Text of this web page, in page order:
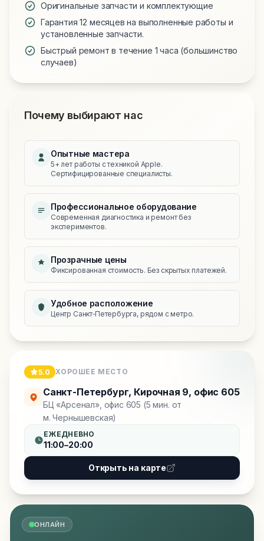
Оригинальные запчасти и комплектующие
Гарантия 12 месяцев на выполненные работы и
установленные запчасти.
Быстрый ремонт в течение 1 часа (большинство
случаев)
Почему выбирают нас
Опытные мастера
5+ лет работы с техникой Apple.
Сертифицированные специалисты.
Профессиональное оборудование
Современная диагностика и ремонт без
экспериментов.
Прозрачные цены
Фиксированная стоимость. Без скрытых платежей.
Удобное расположение
Центр Санкт‑Петербурга, рядом с метро.
5.0 ХОРОШЕЕ МЕСТО
Санкт-Петербург, Кирочная 9, офис 605
БЦ «Арсенал», офис 605 (5 мин. от
м. Чернышевская)
ЕЖЕДНЕВНО
11:00–20:00
Открыть на карте
ОНЛАЙН